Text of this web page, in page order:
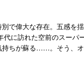
で偉大な存在。五感を
に訪れた空前のスー
ちが蘇る……。そう、